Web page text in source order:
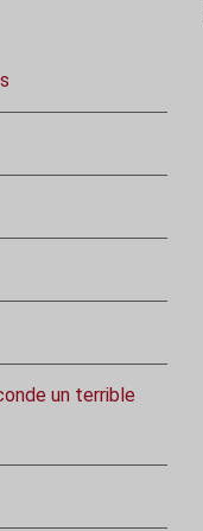
un terrible